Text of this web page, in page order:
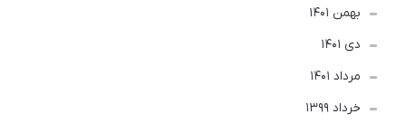
بهمن 1401
دی 1401
مرداد 1401
خرداد 1399